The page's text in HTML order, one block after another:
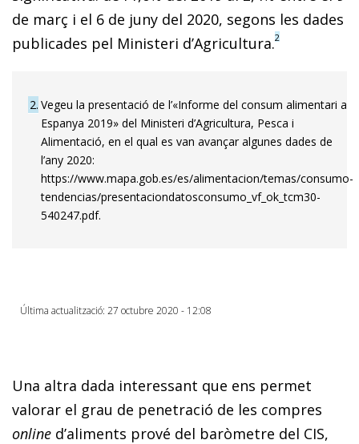
de març i el 6 de juny del 2020, segons les dades
publicades pel Ministeri d’Agricultura.2
2 Vegeu la presentació de l’«Informe del consum alimentari a
Espanya 2019» del Ministeri d’Agricultura, Pesca i
Alimentació, en el qual es van avançar algunes dades de
l’any 2020:
https://www.mapa.gob.es/es/alimentacion/temas/consumo-
tendencias/presentaciondatosconsumo_vf_ok_tcm30-
540247.pdf.
Última actualització: 27 octubre 2020 - 12:08
Una altra dada interessant que ens permet
valorar el grau de penetració de les compres
online d’aliments prové del baròmetre del CIS,